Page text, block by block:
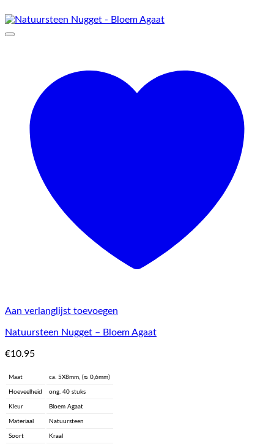
Aan verlanglijst toevoegen
Natuursteen Nugget – Bloem Agaat
€10.95
Maat ca. 5X8mm, (ᴓ 0,6mm)
Hoeveelheid ong. 40 stuks
Kleur Bloem Agaat
Materiaal Natuursteen
Soort Kraal